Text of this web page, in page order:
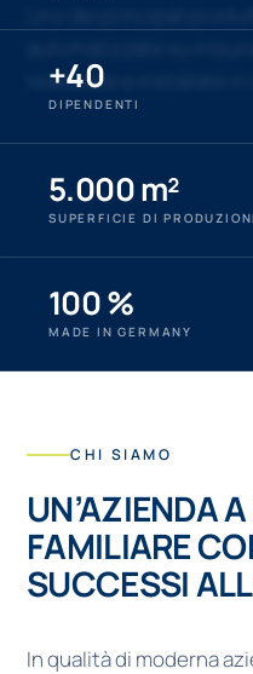
realizzate e installate in
+40
DIPENDENTI
5.000 m²
SUPERFICIE DI
100 %
MADE IN GERMANY
CHI SIAMO
UN’AZIENDA
FAMILIARE
SUCCESSI
In qualità di moderna